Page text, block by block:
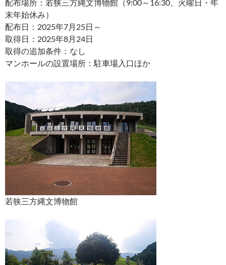
配布場所：若狭三方縄文博物館（9:00～16:30、火曜日・年
末年始休み）
配布日：2025年7月25日～
取得日：2025年8月24日
取得の追加条件：なし
マンホールの設置場所：駐車場入口ほか
若狭三方縄文博物館